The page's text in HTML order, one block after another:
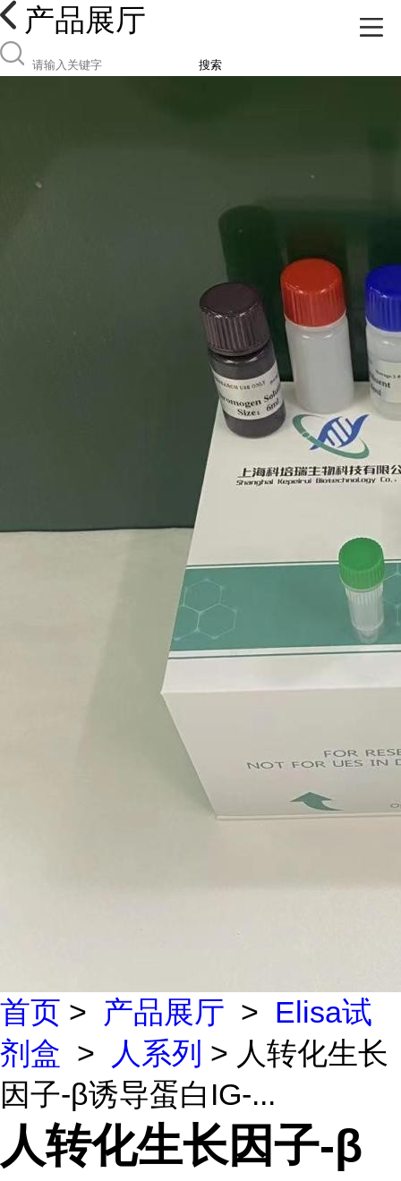
产品展厅
搜索
首页 > 产品展厅 > Elisa试
剂盒 > 人系列 > 人转化生长
因子-β诱导蛋白IG-...
人转化生长因子-β